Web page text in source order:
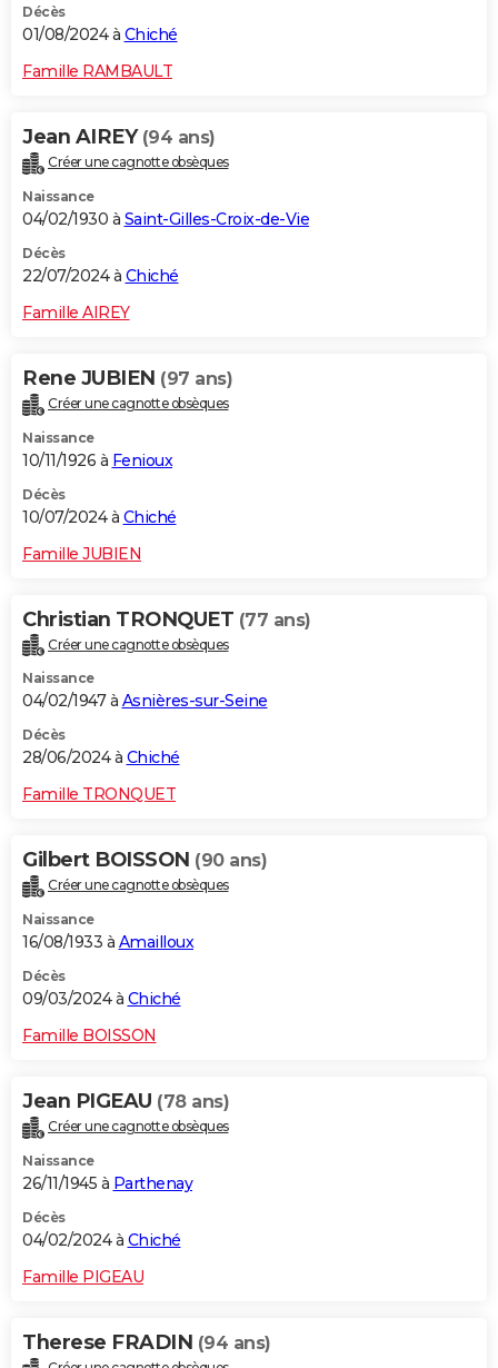
Décès
01/08/2024 à Chiché
Famille RAMBAULT
Jean AIREY (94 ans)
Créer une cagnotte obsèques
Naissance
04/02/1930 à Saint-Gilles-Croix-de-Vie
Décès
22/07/2024 à Chiché
Famille AIREY
Rene JUBIEN (97 ans)
Créer une cagnotte obsèques
Naissance
10/11/1926 à Fenioux
Décès
10/07/2024 à Chiché
Famille JUBIEN
Christian TRONQUET (77 ans)
Créer une cagnotte obsèques
Naissance
04/02/1947 à Asnières-sur-Seine
Décès
28/06/2024 à Chiché
Famille TRONQUET
Gilbert BOISSON (90 ans)
Créer une cagnotte obsèques
Naissance
16/08/1933 à Amailloux
Décès
09/03/2024 à Chiché
Famille BOISSON
Jean PIGEAU (78 ans)
Créer une cagnotte obsèques
Naissance
26/11/1945 à Parthenay
Décès
04/02/2024 à Chiché
Famille PIGEAU
Therese FRADIN (94 ans)